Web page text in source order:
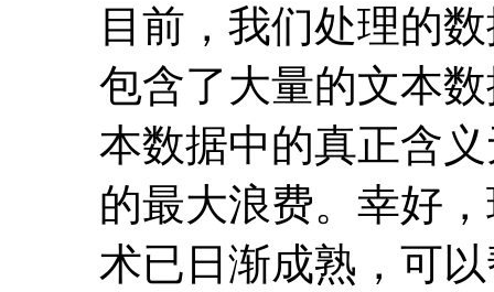
目前，我们处理的
包含了大量的文本
本数据中的真正含
的最大浪费。幸好
术已日渐成熟，可